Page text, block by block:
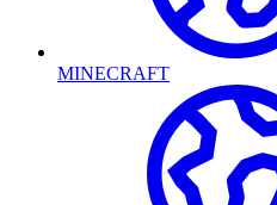
MINECRAFT